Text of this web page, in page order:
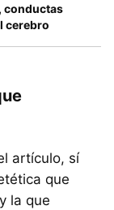
conductas
cerebro
artículo, sí
que
la que